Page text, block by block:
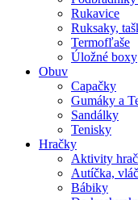
Rukavice
Ruksaky,
Termofľaše
Úložné boxy
Obuv
Capačky
Gumáky a
Sandálky
Tenisky
Hračky
Aktivity
Autíčka,
Bábiky